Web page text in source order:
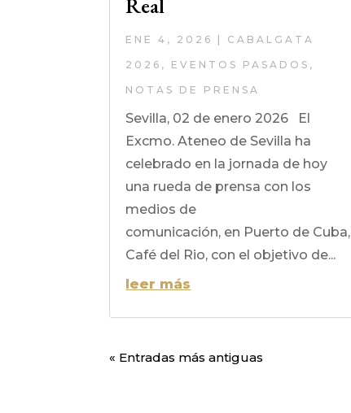
Real
ENE 4, 2026 | CABALGATA
2026 , EVENTOS PASADOS ,
NOTAS DE PRENSA
Sevilla, 02 de enero 2026 El
Excmo. Ateneo de Sevilla ha
celebrado en la jornada de hoy
una rueda de prensa con los
medios de
comunicación, en Puerto de Cuba,
Café del Rio, con el objetivo de...
leer más
« Entradas más antiguas